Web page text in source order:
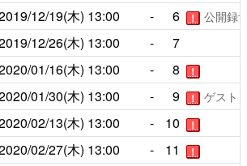
12/19(木) 13:00 - 6 ！ 公開録
12/26(木) 13:00 -
7
01/16(木) 13:00 - 8 ！
01/30(木) 13:00 - 9 ！ ゲスト
02/13(木) 13:00 - 10 ！
02/27(木) 13:00 - 11 ！